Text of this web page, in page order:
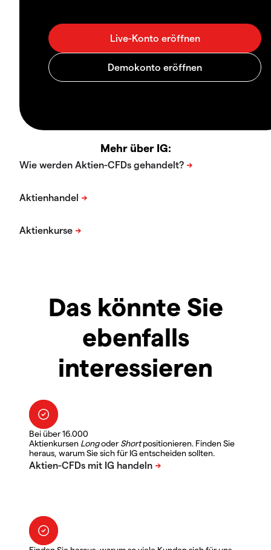
Mehr über IG:
Das könnte Sie
ebenfalls
interessieren
Bei über 16.000
Aktienkursen LongoderShortpositionieren. Finden Sie
heraus, warum Sie sich für IG entscheiden sollten.